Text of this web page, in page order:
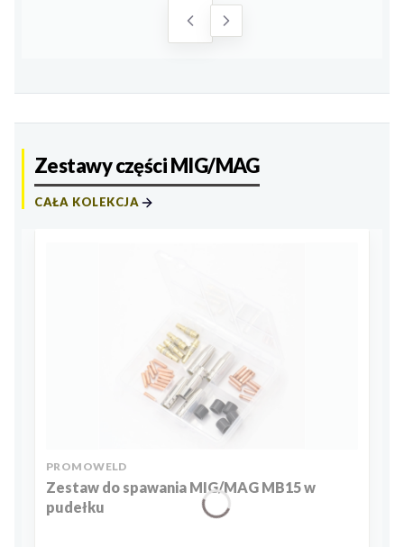
Zestawy części MIG/MAG
CAŁA KOLEKCJA
Zestaw do spawania MIG/MAG MB15 w
pudełku
PRODUCENT
PROMOWELD